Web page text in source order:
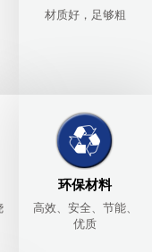
材质好，足够粗
环保材料
高效、安全、节能、
优质